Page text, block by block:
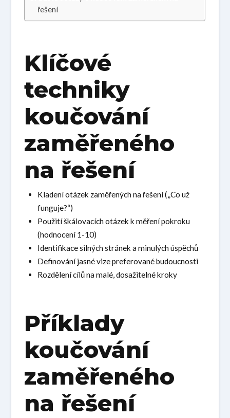
řešení
Klíčové
techniky
koučování
zaměřeného
na řešení
Kladení otázek zaměřených na řešení („Co už
funguje?“)
Použití škálovacích otázek k měření pokroku
(hodnocení 1-10)
Identifikace silných stránek a minulých úspěchů
Definování jasné vize preferované budoucnosti
Rozdělení cílů na malé, dosažitelné kroky
Příklady
koučování
zaměřeného
na řešení